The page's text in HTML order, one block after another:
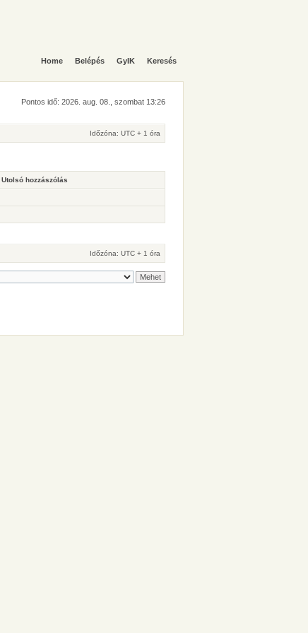
Home Belépés GyIK Keresés
Pontos idő: 2026. aug. 08., szombat 13:26
Időzóna: UTC + 1 óra
Utolsó hozzászólás
Időzóna: UTC + 1 óra